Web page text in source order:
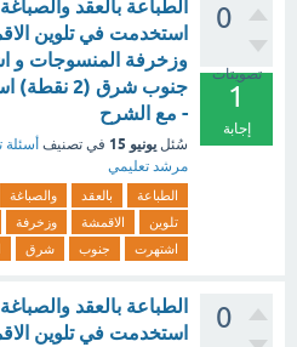
0
تصويتات
1
إجابة
الطباعة بالعقد
استخدمت في تلوين
وزخرفة المنسوجات و
جنوب شرق (2
- مع الشرح
سُئل يونيو 15 في تصنيف أسئلة
مرشد تعليمي
الطباعة بالعقد والصباغة
تلوين
الاقمشة وزخرفة
اشتهرت
جنوب شرق
0
الطباعة بالعقد
استخدمت في تلوين